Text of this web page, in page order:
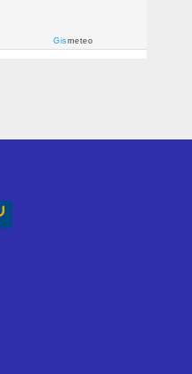
Gismeteo